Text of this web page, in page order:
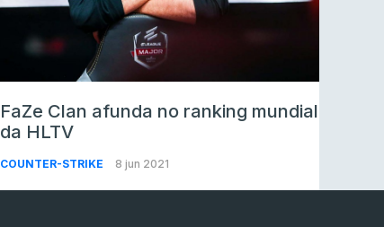
FaZe Clan afunda no ranking mundial
da HLTV
COUNTER-STRIKE 8 jun 2021